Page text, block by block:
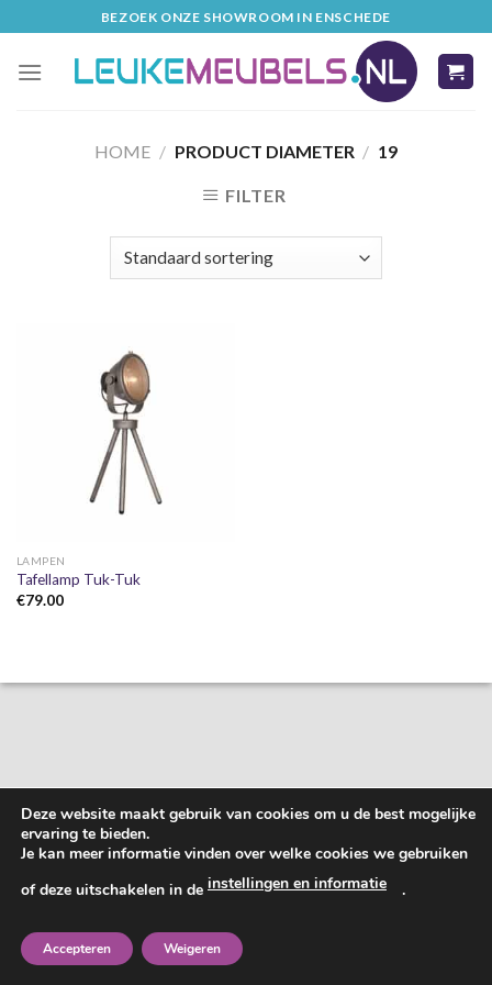
to
content
BEZOEK ONZE SHOWROOM IN ENSCHEDE
HOME / PRODUCT DIAMETER / 19
FILTER
LAMPEN
Tafellamp Tuk-Tuk
€79.00
Deze website maakt gebruik van cookies om u de best mogelijke
ervaring te bieden.
Je kan meer informatie vinden over welke cookies we gebruiken
of deze uitschakelen in de instellingen en informatie .
Accepteren Weigeren